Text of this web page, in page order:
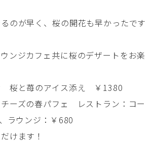
のが早く、桜の開花も早かったです
ンジカフェ共に桜のデザートをお楽
桜と苺のアイス添え ￥1380
ーズの春パフェ レストラン：コー
ラウンジ：￥680
けます！